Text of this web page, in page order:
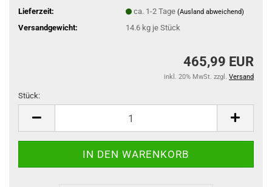
Lieferzeit:
ca. 1-2 Tage (Ausland abweichend)
Versandgewicht: 14.6kg je Stück
465,99 EUR
inkl. 20% MwSt. zzgl. Versand
Stück: